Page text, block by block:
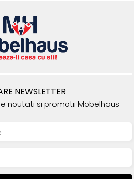
NEWSLETTER
noutati si promotii Mobelhaus